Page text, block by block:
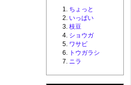
ちょっと
いっぱい
枝豆
ショウガ
ワサビ
トウガラシ
ニラ